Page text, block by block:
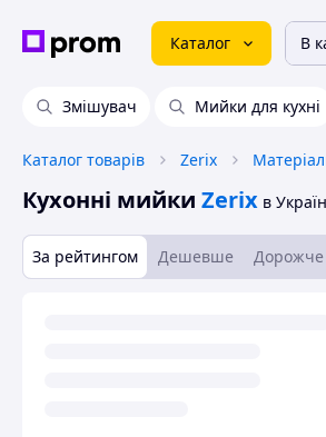
Каталог В
Змішувач Мийки для кухні
Каталог товарів Zerix
Кухонні мийки Zerix в
За рейтингом Дешевше Дорожче